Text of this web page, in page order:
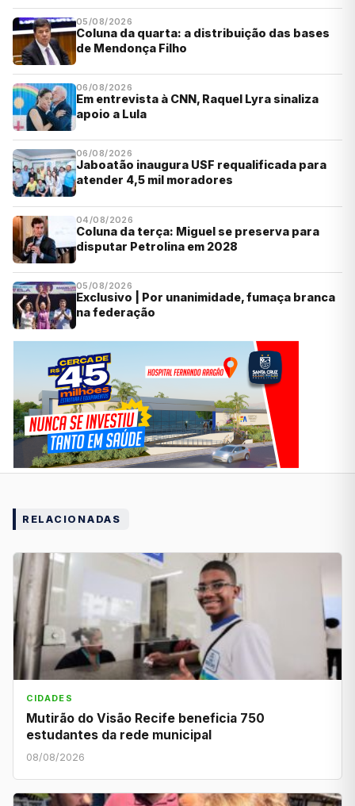
05/08/2026
Coluna da quarta: a distribuição das bases
de Mendonça Filho
06/08/2026
Em entrevista à CNN, Raquel Lyra sinaliza
apoio a Lula
06/08/2026
Jaboatão inaugura USF requalificada para
atender 4,5 mil moradores
04/08/2026
Coluna da terça: Miguel se preserva para
disputar Petrolina em 2028
05/08/2026
Exclusivo | Por unanimidade, fumaça branca
na federação
RELACIONADAS
CIDADES
Mutirão do Visão Recife beneficia 750
estudantes da rede municipal
08/08/2026